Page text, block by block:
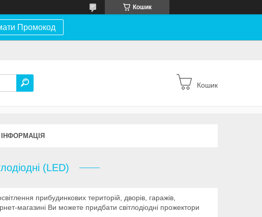
Кошик
Промокод
Кошик
(LED)
прибудинкових територій, дворів, гаражів,
магазині Ви можете придбати світлодіодні прожектори